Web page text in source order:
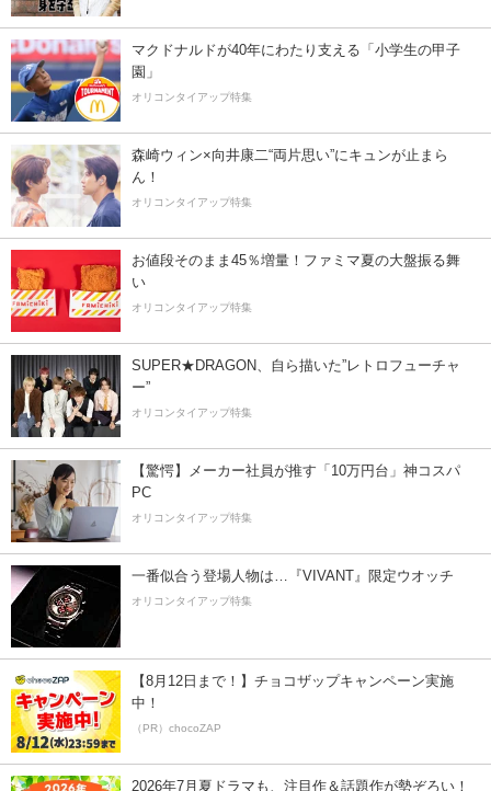
マクドナルドが40年にわたり支える「小学生の甲子
園」
オリコンタイアップ特集
森崎ウィン×向井康二“両片思い”にキュンが止まら
ん！
オリコンタイアップ特集
お値段そのまま45％増量！ファミマ夏の大盤振る舞
い
オリコンタイアップ特集
SUPER★DRAGON、自ら描いた”レトロフューチャ
ー”
オリコンタイアップ特集
【驚愕】メーカー社員が推す「10万円台」神コスパ
PC
オリコンタイアップ特集
一番似合う登場人物は…『VIVANT』限定ウオッチ
オリコンタイアップ特集
【8月12日まで！】チョコザップキャンペーン実施
中！
（PR）chocoZAP
2026年7月夏ドラマも、注目作＆話題作が勢ぞろい！